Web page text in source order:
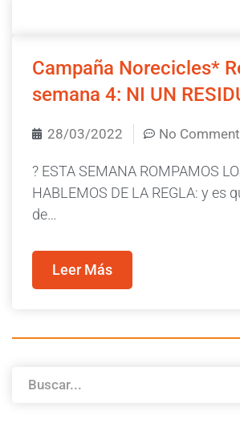
Campaña Norecicles*
semana 4: NI UN
28/03/2022 No
? ESTA SEMANA ROMPAMOS
HABLEMOS DE LA REGLA: y es
de…
Leer Más